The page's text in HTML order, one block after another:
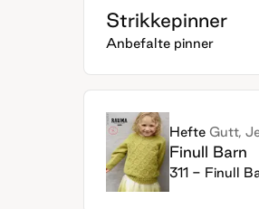
Strikkepinner
Anbefalte pinner
Hefte Gutt,
Finull Barn
311 - Finull